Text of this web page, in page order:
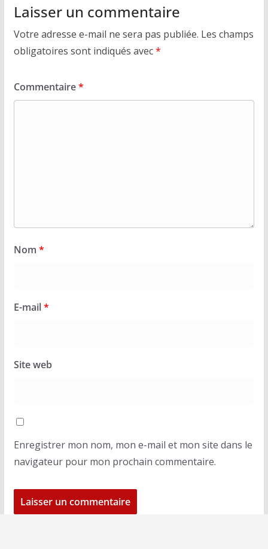
Laisser un commentaire
Votre adresse e-mail ne sera pas publiée. Les champs
obligatoires sont indiqués avec*
Commentaire*
Nom *
E-mail*
Site web
Enregistrer mon nom, mon e-mail et mon site dans le
navigateur pour mon prochain commentaire.